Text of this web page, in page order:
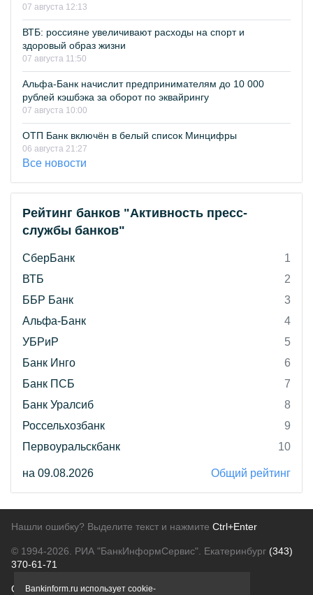
07 августа 12:13
ВТБ: россияне увеличивают расходы на спорт и
здоровый образ жизни
07 августа 11:50
Альфа-Банк начислит предпринимателям до 10 000
рублей кэшбэка за оборот по эквайрингу
07 августа 10:00
ОТП Банк включён в белый список Минцифры
06 августа 21:27
Все новости
Рейтинг банков "Активность пресс-
службы банков"
СберБанк
1
ВТБ
2
ББР Банк
3
Альфа-Банк
4
УБРиР
5
Банк Инго
6
Банк ПСБ
7
Банк Уралсиб
8
Россельхозбанк
9
Первоуральскбанк
10
на 09.08.2026 Общий рейтинг
Нашли ошибку? Выделите текст и нажмите Ctrl+Enter
© 1994-2026. РИА "БанкИнформСервис". Екатеринбург (343)
370-61-71
О проектеПолитика конфиденциальности
Bankinform.ru использует cookie-